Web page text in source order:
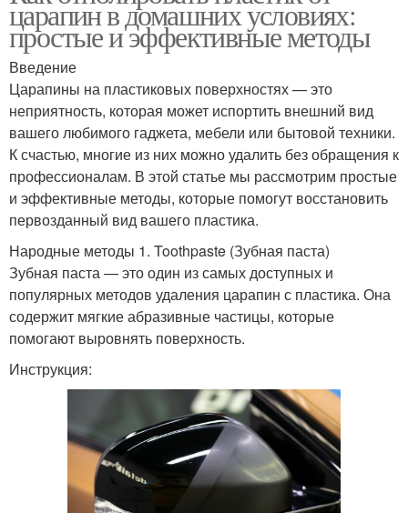
царапин в домашних условиях:
простые и эффективные методы
Введение
Царапины на пластиковых поверхностях — это
неприятность, которая может испортить внешний вид
вашего любимого гаджета, мебели или бытовой техники.
К счастью, многие из них можно удалить без обращения к
профессионалам. В этой статье мы рассмотрим простые
и эффективные методы, которые помогут восстановить
первозданный вид вашего пластика.
Народные методы 1. Toothpaste (Зубная паста)
Зубная паста — это один из самых доступных и
популярных методов удаления царапин с пластика. Она
содержит мягкие абразивные частицы, которые
помогают выровнять поверхность.
Инструкция: